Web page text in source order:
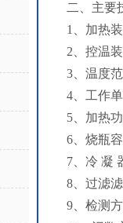
二、主要
1、加热
2、控温
3、温度
4、工作
5、加热
6、烧瓶
7、冷 凝
8、过滤
9、检测